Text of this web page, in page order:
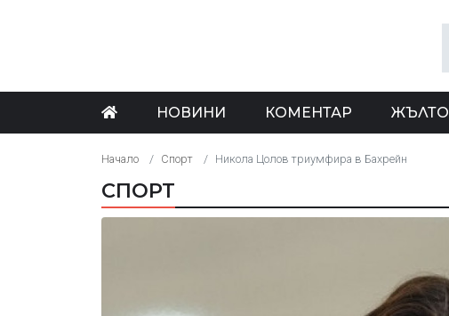
НОВИНИ КОМЕНТАР ЖЪЛТО
Начало Спорт Никола Цолов триумфира в Бахрейн
СПОРТ